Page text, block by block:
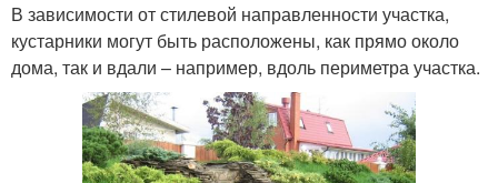
В зависимости от стилевой направленности участка,
кустарники могут быть расположены, как прямо около
дома, так и вдали – например, вдоль периметра участка.